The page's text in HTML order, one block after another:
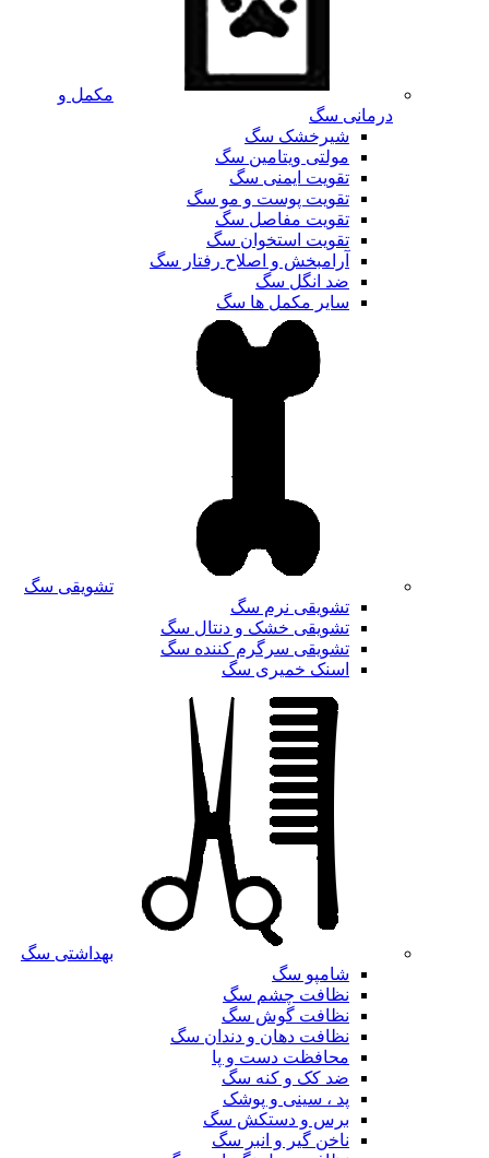
مکمل و
درمانی سگ
شیرخشک سگ
مولتی ویتامین سگ
تقویت ایمنی سگ
تقویت پوست و مو سگ
تقویت مفاصل سگ
تقویت استخوان سگ
آرامبخش و اصلاح رفتار سگ
ضد انگل سگ
سایر مکمل ها سگ
تشویقی سگ
تشویقی نرم سگ
تشویقی خشک و دنتال سگ
تشویقی سرگرم کننده سگ
اسنک خمیری سگ
بهداشتی سگ
شامپو سگ
نظافت چشم سگ
نظافت گوش سگ
نظافت دهان و دندان سگ
محافظت دست و پا
ضد کک و کنه سگ
پد ، سینی و پوشک
برس و دستکش سگ
ناخن گیر و انبر سگ